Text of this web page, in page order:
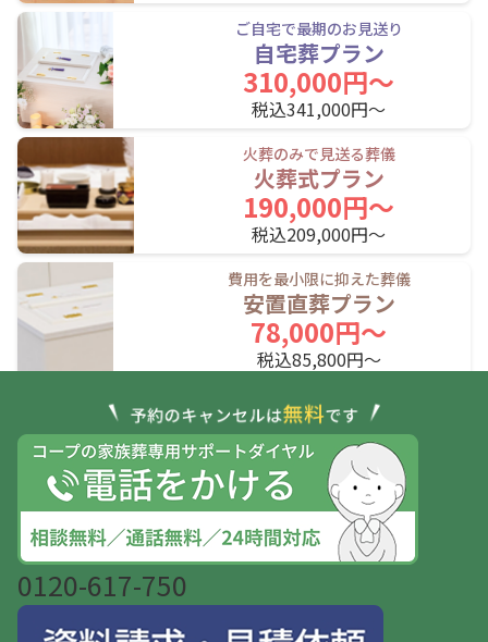
JR室蘭本線(長万部・室蘭～苫小牧)
東室蘭駅 鷲別駅
幌別駅
糸井駅
苫小牧駅
JR室蘭本線(苫小牧～岩見沢)
苫小牧駅 沼ノ端駅
遠浅駅
早来駅
安平駅
栗沢駅
志文駅
岩見沢駅
JR根室本線(滝川～新得)
平岸駅
JR根室本線(新得～釧路)
芽室駅 大成駅
西帯広駅
柏林台駅
ご自宅で最期のお見送り
自宅葬プラン
310,000円〜
税込341,000円〜
火葬のみで見送る葬儀
火葬式プラン
190,000円〜
税込209,000円〜
費用を最小限に抑えた葬儀
安置直葬プラン
78,000円〜
税込85,800円〜
0120-617-750
運営法人 個人情報の取り扱い
© 2025 コープさっぽろ